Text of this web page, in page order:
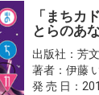
「まちカ
とらのあ
出版社：芳
著者：伊藤
発 売 日：